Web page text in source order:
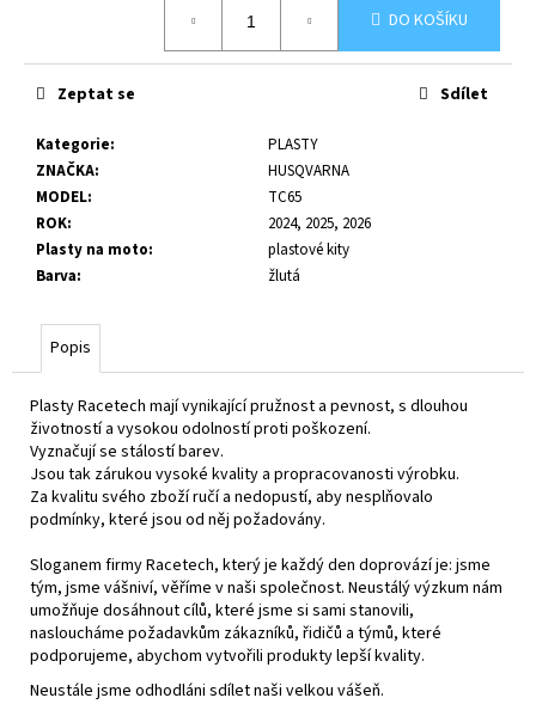
DO KOŠÍKU
Kategorie:
PLASTY
ZNAČKA:
HUSQVARNA
MODEL:
TC65
ROK:
2024, 2025, 2026
Plasty na moto:
plastové kity
Barva: žlutá
Zeptat se Sdílet
Popis
Plasty Racetech mají vynikající pružnost a pevnost, s dlouhou
životností a vysokou odolností proti poškození.
Vyznačují se stálostí barev.
Jsou tak zárukou vysoké kvality a propracovanosti výrobku.
Za kvalitu svého zboží ručí a nedopustí, aby nesplňovalo
podmínky, které jsou od něj požadovány.
Sloganem firmy Racetech, který je každý den doprovází je: jsme
tým, jsme vášniví, věříme v naši společnost. Neustálý výzkum nám
umožňuje dosáhnout cílů, které jsme si sami stanovili,
nasloucháme požadavkům zákazníků, řidičů a týmů, které
podporujeme, abychom vytvořili produkty lepší kvality.
Neustále jsme odhodláni sdílet naši velkou vášeň.
o
u
m